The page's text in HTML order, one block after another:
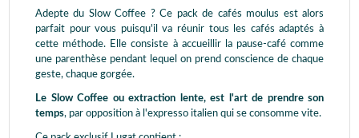
Adepte du Slow Coffee ? Ce pack de cafés moulus est alors
parfait pour vous puisqu'il va réunir tous les cafés adaptés à
cette méthode. Elle consiste à accueillir la pause-café comme
une parenthèse pendant lequel on prend conscience de chaque
geste, chaque gorgée.
Le Slow Coffee ou extraction lente, est l'art de prendre son
temps, par opposition à l'expresso italien qui se consomme vite.